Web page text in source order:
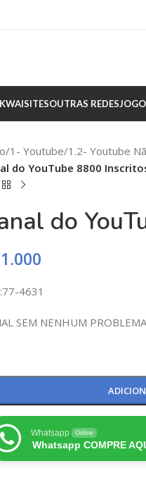
KWAISITESOUTRAS REDES
/1- Youtube/1.2- Youtube
do YouTube 8800
do
1.000
4631
SEM NENHUM PROBLEMA
Whatsapp Online
Whatsapp COMPRE